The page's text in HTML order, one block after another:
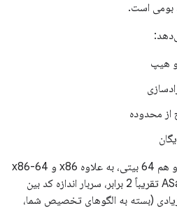
بومی است.
و هیپ
از محدوده
ASan هم روی ARM 32 بیتی و هم 64 بیتی، به علاوه x86 و x86-64
اجرا می‌شود. سربار CPU در ASan تقریباً 2 برابر، سربار اندازه کد بین
زیادی (بسته به الگوهای تخصیص شما،